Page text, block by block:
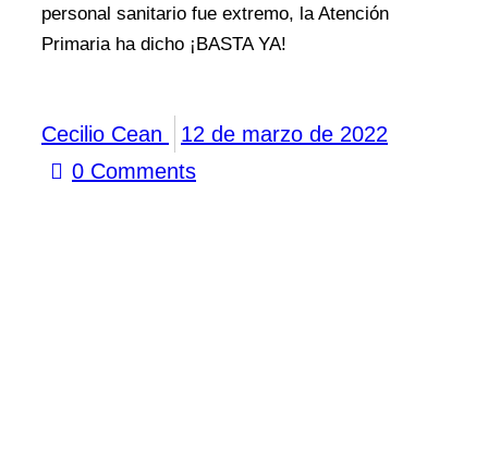
personal sanitario fue extremo, la Atención
Primaria ha dicho ¡BASTA YA!
Cecilio Cean
12 de marzo de 2022
0 Comments